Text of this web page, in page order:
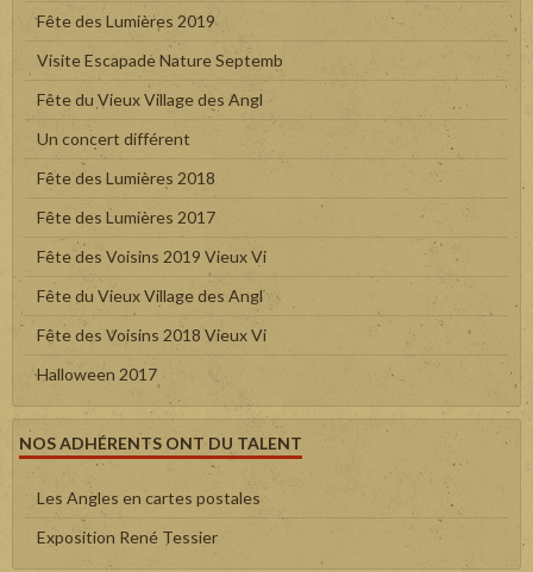
Fête des Lumières 2019
Visite Escapade Nature Septemb
Fête du Vieux Village des Angl
Un concert différent
Fête des Lumières 2018
Fête des Lumières 2017
Fête des Voisins 2019 Vieux Vi
Fête du Vieux Village des Angl
Fête des Voisins 2018 Vieux Vi
Halloween 2017
NOS ADHÉRENTS ONT DU TALENT
Les Angles en cartes postales
Exposition René Tessier